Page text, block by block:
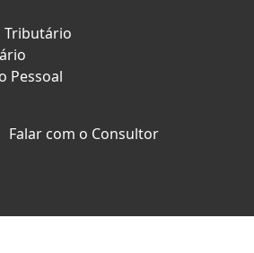
Tributário
Pessoal
Falar com o Consultor